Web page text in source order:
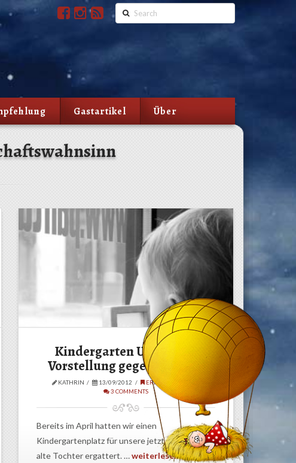
Search
Gastartikel Über
Kindergarten U3 – Teil 1:
Vorstellung gegen Realität
KATHRIN 13/09/2012
ERFAHRUNGEN
3 COMMENTS
Bereits im April hatten wir einen
Kindergartenplatz für unsere jetzt 14 Monate
alte Tochter ergattert. …weiterlesen